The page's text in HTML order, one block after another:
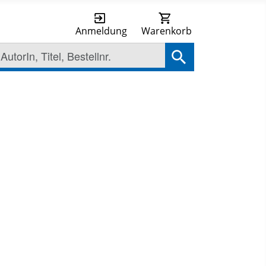
Anmeldung Warenkorb